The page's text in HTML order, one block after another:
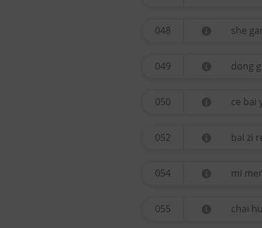
048 she
049 dong
050 ce bai
052 bai zi
054 mi
055 chai hu